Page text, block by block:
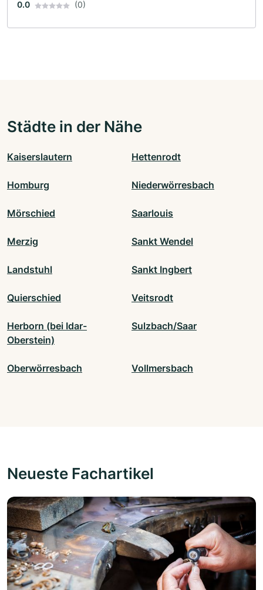
0.0 (0)
Städte in der Nähe
Kaiserslautern Hettenrodt
Homburg Niederwörresbach
Mörschied Saarlouis
Merzig Sankt Wendel
Landstuhl Sankt Ingbert
Quierschied Veitsrodt
Herborn (bei Idar-
Oberstein)
Sulzbach/Saar
Oberwörresbach Vollmersbach
Neueste Fachartikel